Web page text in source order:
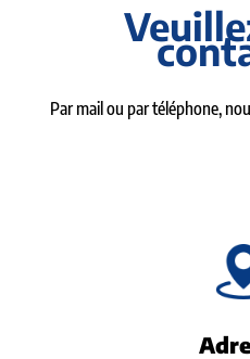
Par mail ou par téléphone,